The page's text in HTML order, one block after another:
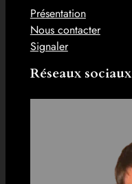
Présentation
Nous contacter
Signaler
Réseaux sociaux